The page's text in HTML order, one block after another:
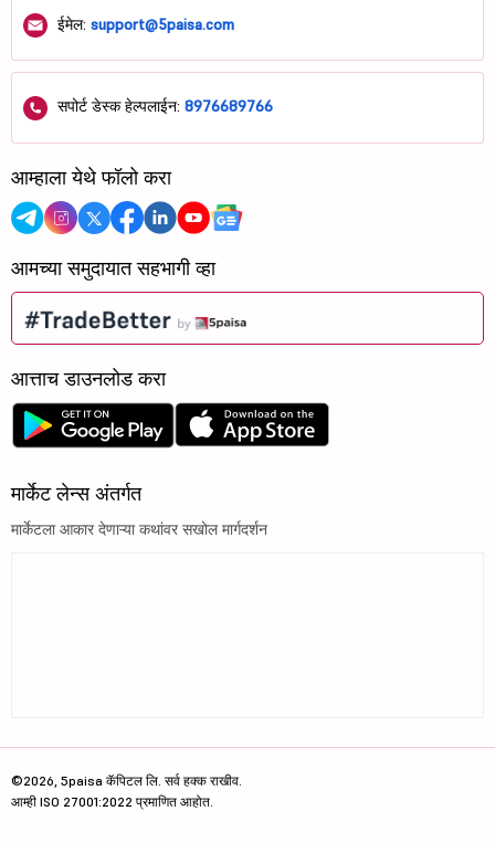
ईमेल: support@5paisa.com
सपोर्ट डेस्क हेल्पलाईन: 8976689766
आम्हाला येथे फॉलो करा
आमच्या समुदायात सहभागी व्हा
आत्ताच डाउनलोड करा
मार्केट लेन्स अंतर्गत
मार्केटला आकार देणाऱ्या कथांवर सखोल मार्गदर्शन
©2026, 5paisa कॅपिटल लि. सर्व हक्क राखीव.
आम्ही ISO 27001:2022 प्रमाणित आहोत.